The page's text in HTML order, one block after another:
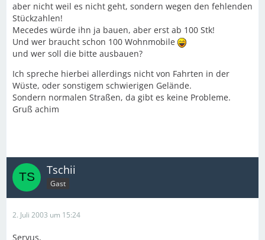
aber nicht weil es nicht geht, sondern wegen den fehlenden
Stückzahlen!
Mecedes würde ihn ja bauen, aber erst ab 100 Stk!
Und wer braucht schon 100 Wohnmobile
und wer soll die bitte ausbauen?
Ich spreche hierbei allerdings nicht von Fahrten in der
Wüste, oder sonstigem schwierigen Gelände.
Sondern normalen Straßen, da gibt es keine Probleme.
Gruß achim
Tschii
Gast
2. Juli 2003 um 15:24
Servus,